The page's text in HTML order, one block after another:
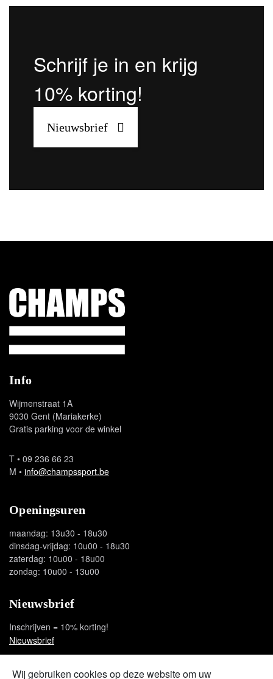
Wij gebruiken cookies op deze website om uw
Schrijf je in en krijg
10% korting!
Nieuwsbrief
Champs Sport
Info
Wijmenstraat 1A
9030 Gent (Mariakerke)
Gratis parking voor de winkel
T • 09 236 66 23
M • info@champssport.be
Openingsuren
maandag: 13u30 - 18u30
dinsdag-vrijdag: 10u00 - 18u30
zaterdag: 10u00 - 18u00
zondag: 10u00 - 13u00
Nieuwsbrief
Inschrijven = 10% korting!
Nieuwsbrief
Social media